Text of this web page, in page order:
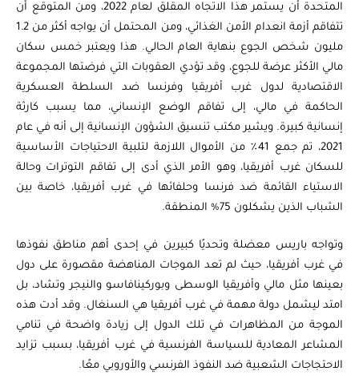
المتحدة أن يستمر هذا الاتجاه المقلق لعام 2022، ومن المتوقع أن
تتفاقم أزمة انعدام الأمن الغذائي، ومن المحتمل أن يواجه أكثر من 1.2
مليون شخص الجوع بنهاية العام الحالي. هذا ويعتبر خمس سكان
مالي الأكثر عرضة للجوع، وقد تؤدي العقوبات التي فرضتها المجموعة
الاقتصادية لدول غرب أفريقيا وفرنسا ضد السلطة العسكرية
الحاكمة في مالي، إلى تفاقم الوضع الإنساني، مما يسبب كارثة
إنسانية كبيرة. ويشير مكتب تنسيق الشؤون الإنسانية إلى أنه في عام
2021، تم جمع 41٪ من الأموال اللازمة لتلبية الاحتياجات الأساسية
للسكان غرب أفريقيا، وهو الأمر الذي أدى إلى تفاقم التوترات وحالة
الاستياء القائمة ضد فرنسا وحلفائها في غرب أفريقيا، خاصة بين
الشباب الذين يشكلون 75% المنطقة.
وتواجه باريس معضلة وتحديًا كبيرين في إحدى أهم مناطق نفوذها
في غرب أفريقيا، حيث لم تعد الموجات المناهضة مقصورة على دول
بعينها مثل مالي وأفريقيا الوسطى وبوركينافاسو والنيجر وتشاد، بل
امتد ليشمل دولة مهمة في غرب أفريقيا هي السنغال. وقد أدت هذه
الموجة من المظاهرات في تلك الدول إلى زيادة واضحة في تنامي
المشاعر المعادية للسياسة الفرنسية في غرب أفريقيا، بسبب تزايد
الاحتجاجات الشعبية ضد النفوذ الفرنسي والأوروبي معًا.